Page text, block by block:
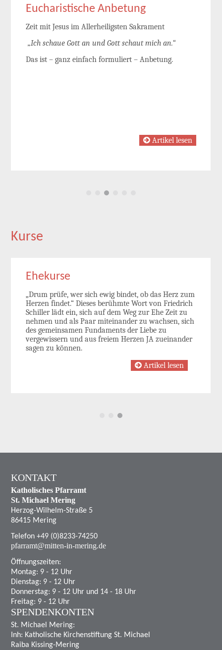
Eucharistische Anbetung
Zeit mit Jesus im Allerheiligsten Sakrament
„Ich schaue Gott an und Gott schaut mich an.“
Das ist – ganz einfach formuliert – Anbetung.
Artikel lesen
Kurse
Ehekurse
„Drum prüfe, wer sich ewig bindet, ob das Herz zum
Herzen findet.“ Dieses berühmte Wort von Friedrich
Schiller lädt ein, sich auf dem Weg zur Ehe Zeit zu
nehmen und als Paar miteinander zu wachsen, sich
des gemeinsamen Fundaments der Liebe zu
vergewissern und aus freiem Herzen JA zueinander
sagen zu können.
Artikel lesen
KONTAKT
Katholisches Pfarramt
St. Michael Mering
Herzog-Wilhelm-Straße 5
86415 Mering
Telefon +49 (0)8233-74250
pfarramt@mitten-in-mering.de
Öffnungszeiten:
Montag: 9 - 12 Uhr
Dienstag: 9 - 12 Uhr
Donnerstag: 9 - 12 Uhr und 14 - 18 Uhr
Freitag: 9 - 12 Uhr
SPENDENKONTEN
St. Michael Mering:
Inh: Katholische Kirchenstiftung St. Michael
Raiba Kissing-Mering